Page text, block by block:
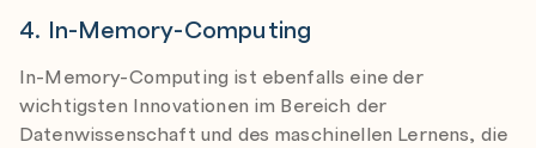
4. In-Memory-Computing
In-Memory-Computing ist ebenfalls eine der
wichtigsten Innovationen im Bereich der
Datenwissenschaft und des maschinellen Lernens, die